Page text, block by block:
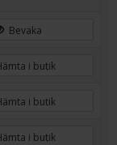
Bevaka
i butik
i butik
i butik